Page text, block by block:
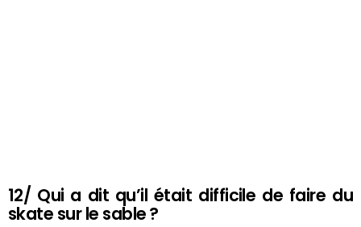
12/ Qui a dit qu’il était difficile de faire du
skate sur le sable ?